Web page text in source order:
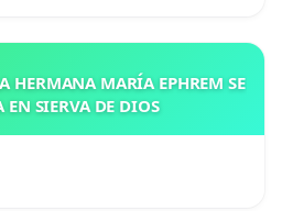
HERMANA MARÍA EPHREM SE
EN SIERVA DE DIOS